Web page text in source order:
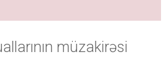
müzakirəsi